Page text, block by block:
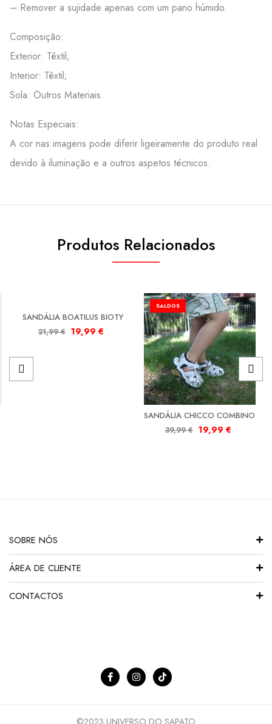
– Remover a sujidade apenas com um pano húmido.
Composição:
Exterior: Têxtil;
Interior: Têxtil;
Sola: Outros Materiais.
Notas Especiais:
A cor nas imagens pode diferir ligeiramente do produto real
devido à iluminação e a outros aspetos técnicos.
Produtos Relacionados
SANDÁLIA BOATILUS BIOTY
21,99€ 19,99 €
SALDOS
SANDÁLIA CHICCO COMBINO
39,99€ 19,99 €
SOBRE NÓS
ÁREA DE CLIENTE
CONTACTOS
©2023 UNIVERSO DO SAPATO